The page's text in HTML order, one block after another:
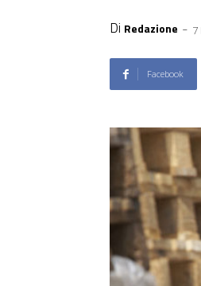
Di Redazione - 7
Facebook